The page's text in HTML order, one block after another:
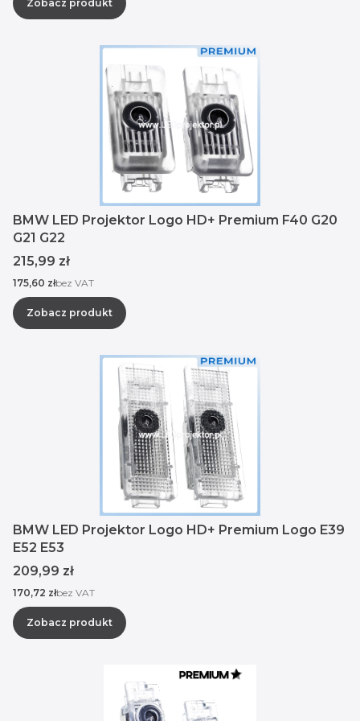
Zobacz produkt
BMW LED Projektor Logo HD+ Premium F40 G20
G21 G22
Cena
215,99 zł
Cena
175,60 złbez VAT
Zobacz produkt
BMW LED Projektor Logo HD+ Premium Logo E39
E52 E53
Cena
209,99 zł
Cena
170,72 złbez VAT
Zobacz produkt